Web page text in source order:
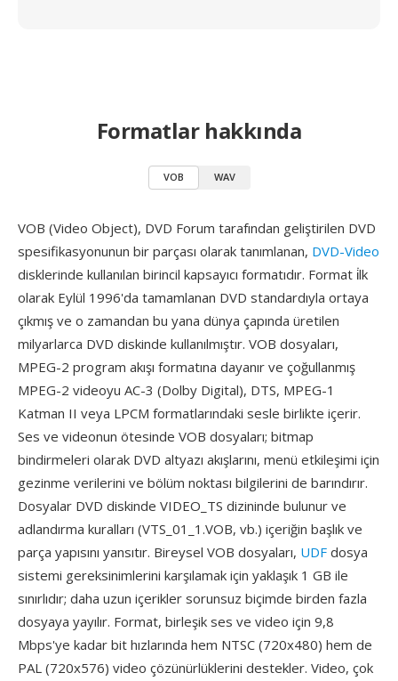
Formatlar hakkında
VOB WAV
VOB (Video Object), DVD Forum tarafından geliştirilen DVD
spesifikasyonunun bir parçası olarak tanımlanan, DVD-Video
disklerinde kullanılan birincil kapsayıcı formatıdır. Format i̇lk
olarak Eylül 1996'da tamamlanan DVD standardıyla ortaya
çıkmış ve o zamandan bu yana dünya çapında üretilen
milyarlarca DVD diskinde kullanılmıştır. VOB dosyaları,
MPEG-2 program akışı formatına dayanır ve çoğullanmış
MPEG-2 videoyu AC-3 (Dolby Digital), DTS, MPEG-1
Katman II veya LPCM formatlarındaki sesle birlikte içerir.
Ses ve videonun ötesinde VOB dosyaları; bitmap
bindirmeleri olarak DVD altyazı akışlarını, menü etkileşimi için
gezinme verilerini ve bölüm noktası bilgilerini de barındırır.
Dosyalar DVD diskinde VIDEO_TS dizininde bulunur ve
adlandırma kuralları (VTS_01_1.VOB, vb.) içeriğin başlık ve
parça yapısını yansıtır. Bireysel VOB dosyaları, UDF dosya
sistemi gereksinimlerini karşılamak için yaklaşık 1 GB ile
sınırlıdır; daha uzun içerikler sorunsuz biçimde birden fazla
dosyaya yayılır. Format, birleşik ses ve video için 9,8
Mbps'ye kadar bit hızlarında hem NTSC (720x480) hem de
PAL (720x576) video çözünürlüklerini destekler. Video, çok